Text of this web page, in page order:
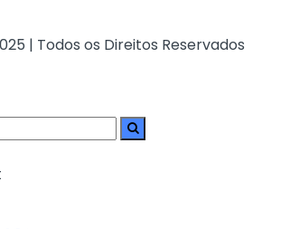
| Todos os Direitos Reservados